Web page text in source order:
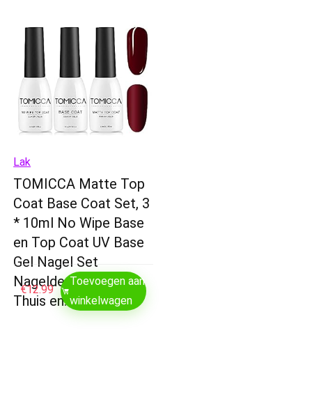
Lak
TOMICCA Matte Top
Coat Base Coat Set, 3
* 10ml No Wipe Base
en Top Coat UV Base
Gel Nagel Set
Nageldesign voor
Thuis en…
€12.99
Toevoegen aan
winkelwagen